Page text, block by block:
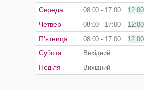
Середа 08:00 17:00 12:00
Четвер 08:00 17:00 12:00
Пʼятниця 08:00 17:00 12:00
Субота Вихідний
Неділя Вихідний